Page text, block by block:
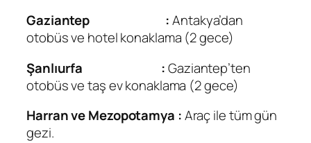
Gaziantep :Antakya’dan
otobüs ve hotel konaklama (2 gece)
Şanlıurfa :Gaziantep’ten
otobüs ve taş ev konaklama (2 gece)
Harran ve Mezopotamya :Araç ile tüm gün
gezi.